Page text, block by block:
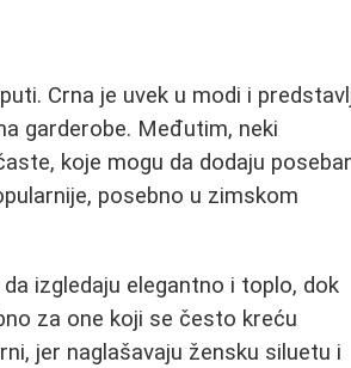
Crna je uvek u modi i
garderobe. Međutim, neki
koje mogu da dodaju
posebno u zimskom
izgledaju elegantno i toplo, dok
za one koji se često kreću
jer naglašavaju žensku siluetu i